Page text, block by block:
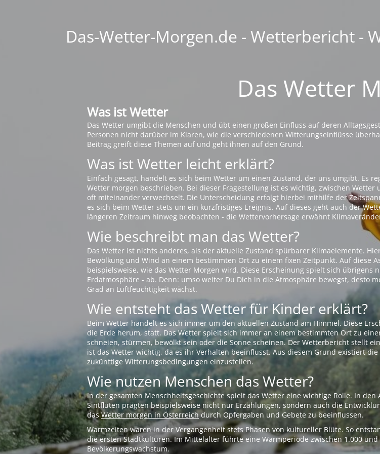
Das-Wetter-Morgen.de - Wetterbericht -
Das Wetter
Was ist Wetter
Das Wetter umgibt die Menschen und übt einen großen Einfluss auf deren
Personen nicht darüber im Klaren, wie die verschiedenen Witterungseinflüsse
Beitrag greift diese Themen auf und geht ihnen auf den Grund.
Was ist Wetter leicht erklärt?
Einfach gesagt, handelt es sich beim Wetter um einen Zustand, der uns umgibt. Es
Wetter morgen beschrieben. Bei dieser Fragestellung ist es wichtig, zwischen
oft miteinander verwechselt. Die Unterscheidung erfolgt hierbei mithilfe der
es sich beim Wetter stets um ein kurzfristiges Ereignis. Auf dieses geht auch der
längeren Zeitraum hinweg beobachten - die Wettervorhersage erwähnt
Wie beschreibt man das Wetter?
Das Wetter ist nichts anderes, als der aktuelle Zustand spürbarer Klimaelemente.
Bewölkung und Wind an einem bestimmten Ort zu einem fixen Zeitpunkt. Auf diese
beispielsweise, wie das Wetter Morgen wird. Diese Erscheinung spielt sich
Erdatmosphäre - ab. Denn: umso weiter Du Dich in die Atmosphäre bewegst, desto
Grad an Luftfeuchtigkeit wächst.
Wie entsteht das Wetter für Kinder erklärt?
Beim Wetter handelt es sich immer um den aktuellen Zustand am Himmel. Diese
die Erde herum, statt. Das Wetter spielt sich immer an einem bestimmten Ort zu
schneien, stürmen, bewölkt sein oder die Sonne scheinen. Der Wetterbericht stellt
ist das Wetter wichtig, da es ihr Verhalten beeinflusst. Aus diesem Grund existiert
zukünftige Witterungsbedingungen einzustellen.
Wie nutzen Menschen das Wetter?
In der gesamten Menschheitsgeschichte spielt das Wetter eine wichtige Rolle. In
Sintfluten prägten beispielsweise nicht nur Erzählungen, sondern auch die
dasWetter morgen in Österreichdurch Opfergaben und Gebete zu beeinflussen.
Warmzeiten waren in der Vergangenheit stets Phasen von kultureller Blüte. So
die ersten Stadtkulturen. Im Mittelalter führte eine Warmperiode zwischen 1.000
Bevölkerungswachstum.